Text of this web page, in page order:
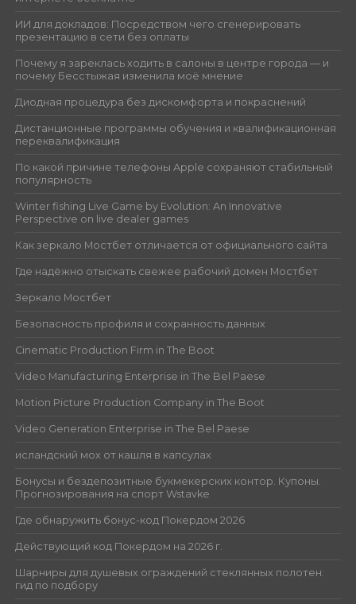
ИИ для докладов: Посредством чего сгенерировать
презентацию в сети без оплаты
Почему я зареклась ходить в салоны в центре города — и
почему Бесстыжая изменила моё мнение
Диодная процедура без дискомфорта и покраснений
Дистанционные программы обучения и квалификационная
переквалификация
По какой причине телефоны Apple сохраняют стабильный
популярность
Winter fishing Live Game by Evolution: An Innovative
Perspective on live dealer games
Как зеркало Мостбет отличается от официального сайта
Где надёжно отыскать свежее рабочий домен Мостбет
Зеркало Мостбет
Безопасность профиля и сохранность данных
Cinematic Production Firm in The Boot
Video Manufacturing Enterprise in The Bel Paese
Motion Picture Production Company in The Boot
Video Generation Enterprise in The Bel Paese
исландский мох от кашля в капсулах
Бонусы и бездепозитные букмекерских контор. Купоны.
Прогнозирования на спорт Wstavke
Где обнаружить бонус-код Покердом 2026
Действующий код Покердом на 2026 г.
Шарниры для душевых ограждений стеклянных полотен:
гид по подбору